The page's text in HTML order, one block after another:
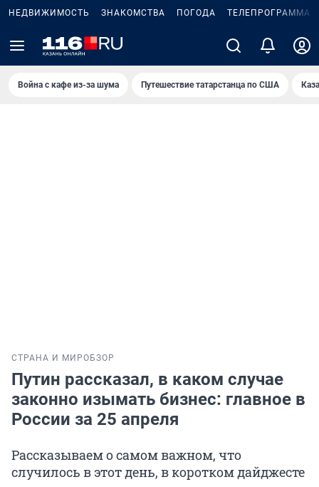
НЕДВИЖИМОСТЬ ЗНАКОМСТВА ПОГОДА ТЕЛЕПРОГРАММА
Война с кафе из-за шума Путешествие татарстанца по США
СТРАНА И МИРОБЗОР
Путин рассказал, в каком случае
законно изымать бизнес: главное в
России за 25 апреля
Рассказываем о самом важном, что
случилось в этот день, в коротком дайджесте